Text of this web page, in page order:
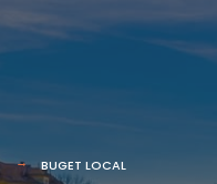
BUGET LOCAL